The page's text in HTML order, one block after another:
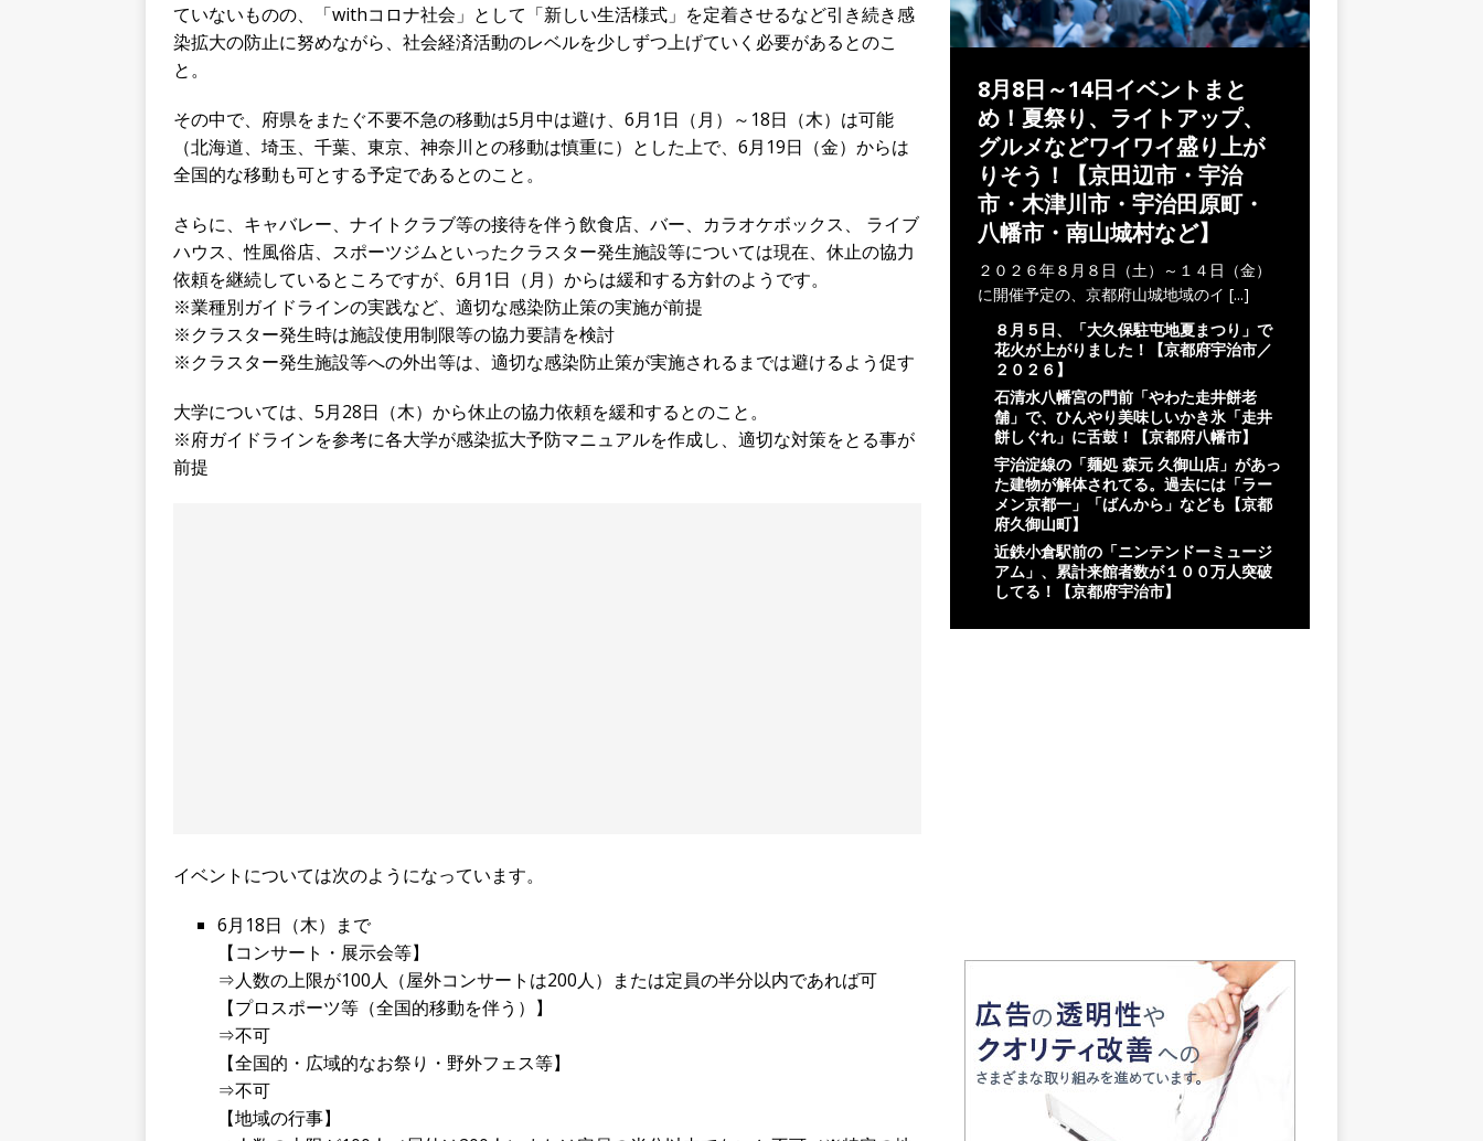
ていないものの、「withコロナ社会」として「新しい生活様式」を定着させるなど引き続き感
染拡大の防止に努めながら、社会経済活動のレベルを少しずつ上げていく必要があるとのこ
と。
その中で、府県をまたぐ不要不急の移動は5月中は避け、6月1日（月）～18日（木）は可能
（北海道、埼玉、千葉、東京、神奈川との移動は慎重に）とした上で、6月19日（金）からは
全国的な移動も可とする予定であるとのこと。
さらに、キャバレー、ナイトクラブ等の接待を伴う飲食店、バー、カラオケボックス、 ライブ
ハウス、性風俗店、スポーツジムといったクラスター発生施設等については現在、休止の協力
依頼を継続しているところですが、6月1日（月）からは緩和する方針のようです。
※業種別ガイドラインの実践など、適切な感染防止策の実施が前提
※クラスター発生時は施設使用制限等の協力要請を検討
※クラスター発生施設等への外出等は、適切な感染防止策が実施されるまでは避けるよう促す
大学については、5月28日（木）から休止の協力依頼を緩和するとのこと。
※府ガイドラインを参考に各大学が感染拡大予防マニュアルを作成し、適切な対策をとる事が
前提
イベントについては次のようになっています。
6月18日（木）まで
【コンサート・展示会等】
⇒人数の上限が100人（屋外コンサートは200人）または定員の半分以内であれば可
【プロスポーツ等（全国的移動を伴う）】
⇒不可
【全国的・広域的なお祭り・野外フェス等】
⇒不可
【地域の行事】
8月8日～14日イベントまと
め！夏祭り、ライトアップ、
グルメなどワイワイ盛り上が
りそう！【京田辺市・宇治
市・木津川市・宇治田原町・
八幡市・南山城村など】
２０２６年８月８日（土）～１４日（金）
に開催予定の、京都府山城地域のイ [...]
８月５日、「大久保駐屯地夏まつり」で
花火が上がりました！【京都府宇治市／
２０２６】
石清水八幡宮の門前「やわた走井餅老
舗」で、ひんやり美味しいかき氷「走井
餅しぐれ」に舌鼓！【京都府八幡市】
宇治淀線の「麺処 森元 久御山店」があっ
た建物が解体されてる。過去には「ラー
メン京都一」「ばんから」なども【京都
府久御山町】
近鉄小倉駅前の「ニンテンドーミュージ
アム」、累計来館者数が１００万人突破
してる！【京都府宇治市】